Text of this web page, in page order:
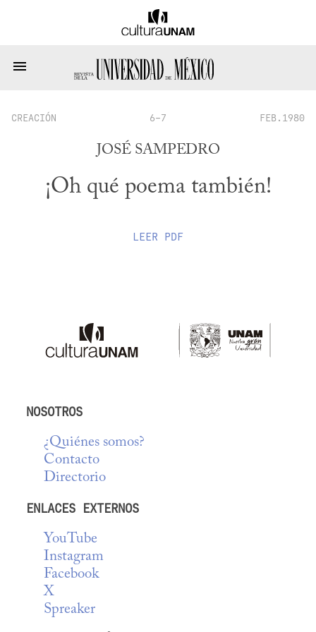
CREACIÓN 6-7 FEB.1980
JOSÉ SAMPEDRO
¡Oh qué poema también!
LEER PDF
NOSOTROS
¿Quiénes somos?
Contacto
Directorio
ENLACES EXTERNOS
YouTube
Instagram
Facebook
X
Spreaker